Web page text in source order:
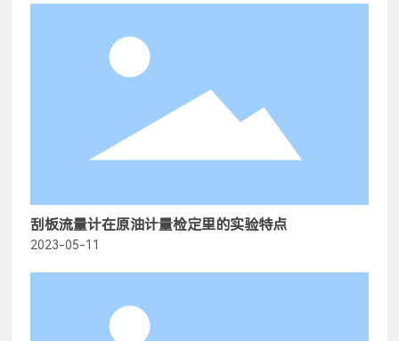
刮板流量计在原油计量检定里的实验特点
2023-05-11